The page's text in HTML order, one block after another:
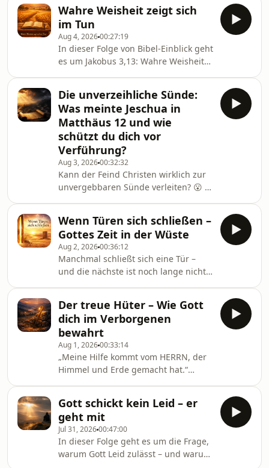
des Jesaja aus dem äthiopischen
Kanon, und stellen ihn neben Jesaj
(emuna), auf David H. Sterns
messianisch-jüdische Einordnung,
auf die Äthiopische Bibel (Henoch,
Jubiläen, Himmelfahrt des Jesaja) und
auf drei Querverweise aus Sacharja,
1. Korinther und
Matthäus.Verwendete
Übersetzungen: Menge-Bibel,
Elberfelder 1905, Of
Wahre Weisheit zeigt sich
im Tun
Aug 4, 202600:27:19
In dieser Folge von Bibel-Einblick geht
es um Jakobus 3,13: Wahre Weisheit
Wandel. Wir schauen auf den
hebräischen Weisheitsbegriff
Chochma, hören David H. Sterns
messianisch-jüdische Einordnung,
sprechen über den Missbrauch des
Begriffs „Werksgerechtigkeit" als
Vorwand, um Gottes Gebote zu
missachten, ziehen Querverweise aus
Sprüch
Die unverzeihliche Sünde:
Was meinte Jeschua in
Matthäus 12 und wie
schützt du dich vor
Verführung?
Aug 3, 202600:32:32
Kann der Feind Christen wirklich zur
unvergebbaren Sünde verleiten? 😮 In
an – und decken die Strategie auf, mit
der Gutes böse und Böses gut
genannt wird.Bibelstellen in dieser
Folge:Matthäus 12,31-32; Jesaja 5,20;
Apostelgeschichte 13,9-10;
Offenbarung 11,7.10; Offenbarung
22,17Verwendete Übersetzungen:
Menge-Bibel, Elberfelder
Wenn Türen sich schließen –
Gottes Zeit in der Wüste
Aug 2, 202600:36:12
Manchmal schließt sich eine Tür –
und die nächste ist noch lange nicht
der Wüste“ schauen wir uns an, was
Josef, Paulus und David über genau
diese Zwischenzeiten
wusstenBibelstellen: Offenbarung
3,7-8; Apostelgeschichte 16,6-10;
Psalm 27,13-14; Prediger 3,1; 1. Mose
39,20-23; Buch Henoch (äthiopischer
Kanon, sinngemäß) Verwen
Der treue Hüter – Wie Gott
dich im Verborgenen
bewahrt
Aug 1, 202600:33:14
„Meine Hilfe kommt vom HERRN, der
Himmel und Erde gemacht hat.“
geraten? In der neuen Folge unseres
Podcasts schauen wir auf das
hebräische Bild des „Schomer“ (Hüter)
und wie wir in der Hand des Vaters
und Jeschuas vollkommen geborgen
Gott schickt kein Leid – er
geht mit
Jul 31, 202600:47:00
In dieser Folge geht es um die Frage,
warum Gott Leid zulässt – und warum